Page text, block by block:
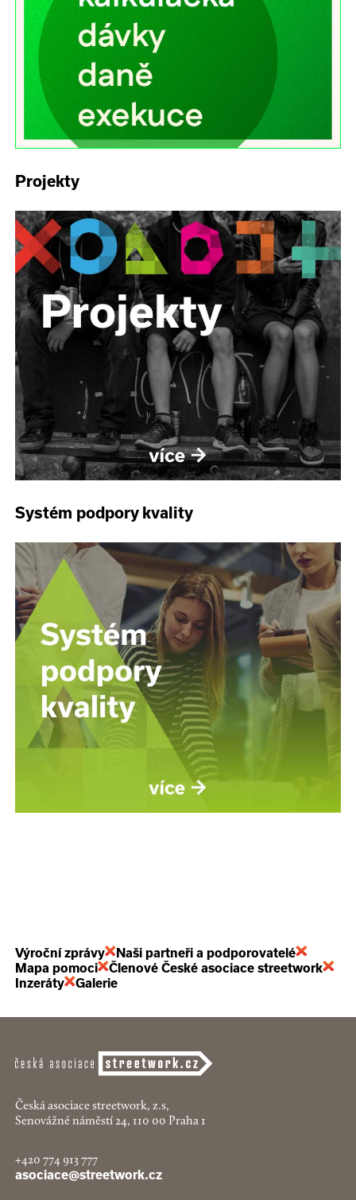
Projekty
Systém podpory kvality
Výroční zprávy
Naši partneři a podporovatelé
Mapa pomoci
Členové České asociace streetwork
Inzeráty
Galerie
Česká asociace streetwork, z.s,
Senovážné náměstí 24, 110 00 Praha 1
+420 774 913 777
asociace@streetwork.cz